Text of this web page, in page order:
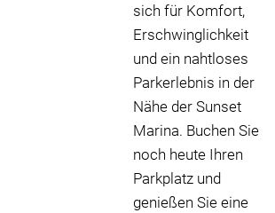
sich für Komfort,
Erschwinglichkeit
und ein nahtloses
Parkerlebnis in der
Nähe der Sunset
Marina. Buchen Sie
noch heute Ihren
Parkplatz und
genießen Sie eine